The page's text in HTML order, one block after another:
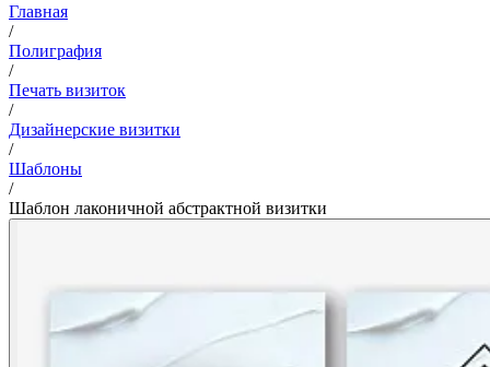
Главная
/
Полиграфия
/
Печать визиток
/
Дизайнерские визитки
/
Шаблоны
/
Шаблон лаконичной абстрактной визитки